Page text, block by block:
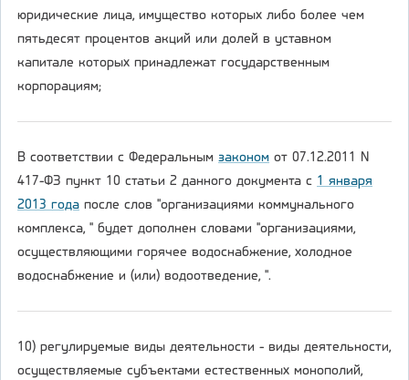
юридические лица, имущество которых либо более чем
пятьдесят процентов акций или долей в уставном
капитале которых принадлежат государственным
корпорациям;
В соответствии с Федеральным законом от 07.12.2011 N
417-ФЗ пункт 10 статьи 2 данного документа с 1 января
2013 года после слов "организациями коммунального
комплекса, " будет дополнен словами "организациями,
осуществляющими горячее водоснабжение, холодное
водоснабжение и (или) водоотведение, ".
10) регулируемые виды деятельности - виды деятельности,
осуществляемые субъектами естественных монополий,